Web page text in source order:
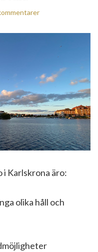
i Karlskrona äro:
olika håll och